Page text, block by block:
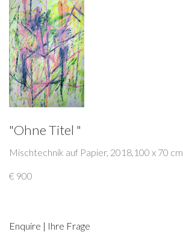
"Ohne Titel "
Mischtechnik auf Papier, 2018,100 x 70 cm
€ 900
Enquire | Ihre Frage